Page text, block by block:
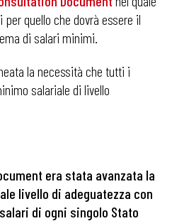
quello che dovrà essere il
di salari minimi.
la necessità che tutti i
salariale di livello
era stata avanzata la
livello di adeguatezza con
di ogni singolo Stato